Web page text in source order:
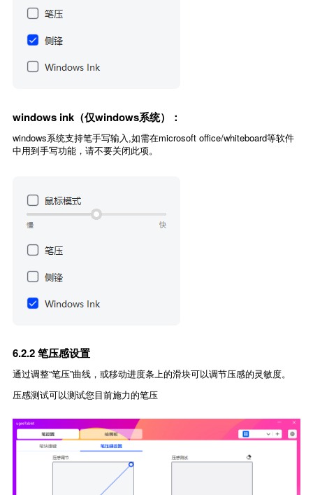
windows ink（仅windows系统）：
windows系统支持笔手写输入,如需在microsoft office/whiteboard等软件
中用到手写功能，请不要关闭此项。
6.2.2 笔压感设置
通过调整“笔压”曲线，或移动进度条上的滑块可以调节压感的灵敏度。
压感测试可以测试您目前施力的笔压